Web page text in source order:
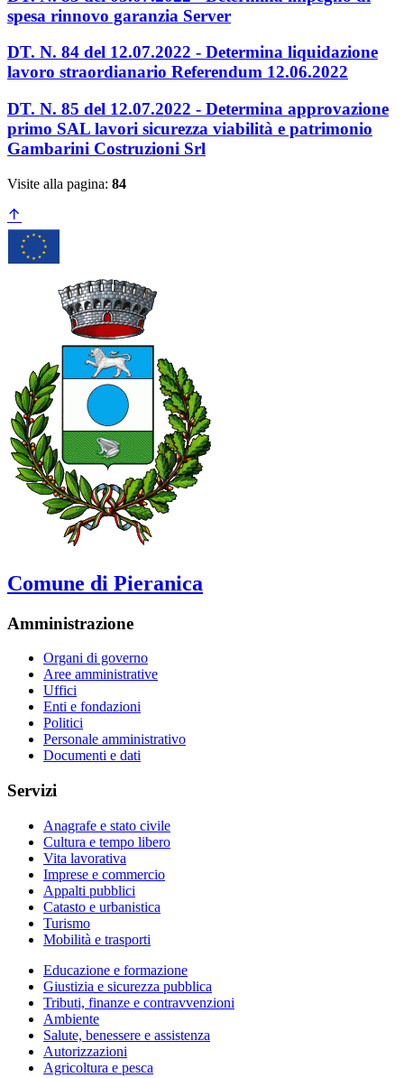
spesa rinnovo garanzia Server
DT. N. 84 del 12.07.2022 - Determina liquidazione
lavoro straordianario Referendum 12.06.2022
DT. N. 85 del 12.07.2022 - Determina approvazione
primo SAL lavori sicurezza viabilità e patrimonio
Gambarini Costruzioni Srl
Visite alla pagina: 84
Comune di Pieranica
Amministrazione
Organi di governo
Aree amministrative
Uffici
Enti e fondazioni
Politici
Personale amministrativo
Documenti e dati
Servizi
Anagrafe e stato civile
Cultura e tempo libero
Vita lavorativa
Imprese e commercio
Appalti pubblici
Catasto e urbanistica
Turismo
Mobilità e trasporti
Educazione e formazione
Giustizia e sicurezza pubblica
Tributi, finanze e contravvenzioni
Ambiente
Salute, benessere e assistenza
Autorizzazioni
Agricoltura e pesca